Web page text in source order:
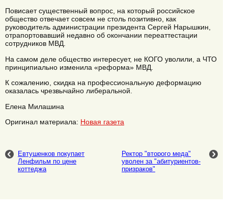
Повисает существенный вопрос, на который российское
общество отвечает совсем не столь позитивно, как
руководитель администрации президента Сергей Нарышкин,
отрапортовавший недавно об окончании переаттестации
сотрудников МВД.
На самом деле общество интересует, не КОГО уволили, а ЧТО
принципиально изменила «реформа» МВД.
К сожалению, скидка на профессиональную деформацию
оказалась чрезвычайно либеральной.
Елена Милашина
Оригинал материала: Новая газета
Евтушенков покупает
Ленфильм по цене
коттеджа
Ректор "второго меда"
уволен за "абитуриентов-
призраков"